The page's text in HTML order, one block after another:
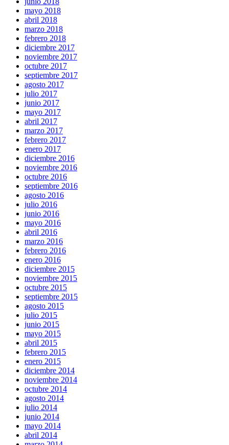
mayo 2018
abril 2018
marzo 2018
febrero 2018
diciembre 2017
noviembre 2017
octubre 2017
septiembre 2017
agosto 2017
julio 2017
junio 2017
mayo 2017
abril 2017
marzo 2017
febrero 2017
enero 2017
diciembre 2016
noviembre 2016
octubre 2016
septiembre 2016
agosto 2016
julio 2016
junio 2016
mayo 2016
abril 2016
marzo 2016
febrero 2016
enero 2016
diciembre 2015
noviembre 2015
octubre 2015
septiembre 2015
agosto 2015
julio 2015
junio 2015
mayo 2015
abril 2015
febrero 2015
enero 2015
diciembre 2014
noviembre 2014
octubre 2014
agosto 2014
julio 2014
junio 2014
mayo 2014
abril 2014